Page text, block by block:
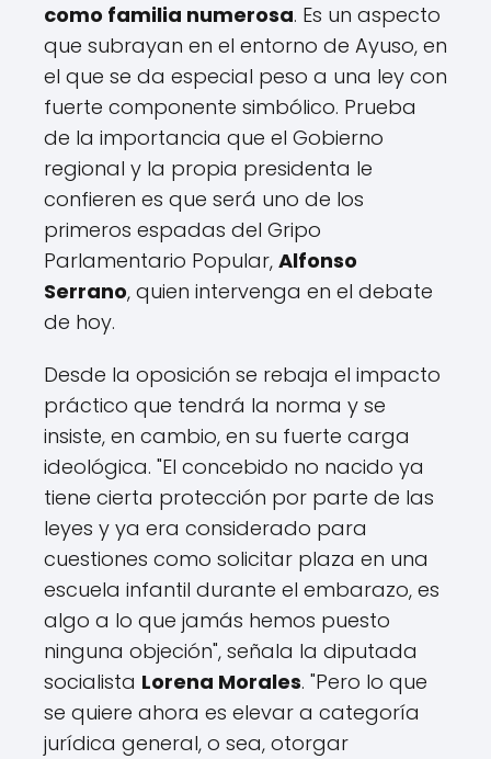
como familia numerosa. Es un aspecto
que subrayan en el entorno de Ayuso, en
el que se da especial peso a una ley con
fuerte componente simbólico. Prueba
de la importancia que el Gobierno
regional y la propia presidenta le
confieren es que será uno de los
primeros espadas del Gripo
Parlamentario Popular, Alfonso
Serrano, quien intervenga en el debate
de hoy.
Desde la oposición se rebaja el impacto
práctico que tendrá la norma y se
insiste, en cambio, en su fuerte carga
ideológica. "El concebido no nacido ya
tiene cierta protección por parte de las
leyes y ya era considerado para
cuestiones como solicitar plaza en una
escuela infantil durante el embarazo, es
algo a lo que jamás hemos puesto
ninguna objeción", señala la diputada
socialista Lorena Morales. "Pero lo que
se quiere ahora es elevar a categoría
jurídica general, o sea, otorgar